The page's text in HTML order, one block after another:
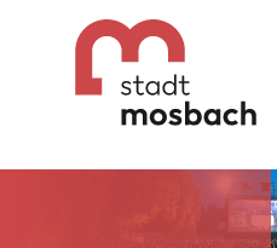
Gehe zum
Gehe zum Inhalt